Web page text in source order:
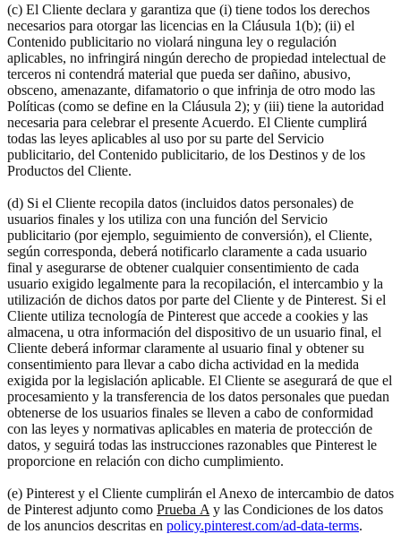
(c) El Cliente declara y garantiza que (i) tiene todos los derechos
necesarios para otorgar las licencias en la Cláusula 1(b); (ii) el
Contenido publicitario no violará ninguna ley o regulación
aplicables, no infringirá ningún derecho de propiedad intelectual de
terceros ni contendrá material que pueda ser dañino, abusivo,
obsceno, amenazante, difamatorio o que infrinja de otro modo las
Políticas (como se define en la Cláusula 2); y (iii) tiene la autoridad
necesaria para celebrar el presente Acuerdo. El Cliente cumplirá
todas las leyes aplicables al uso por su parte del Servicio
publicitario, del Contenido publicitario, de los Destinos y de los
Productos del Cliente.
(d) Si el Cliente recopila datos (incluidos datos personales) de
usuarios finales y los utiliza con una función del Servicio
publicitario (por ejemplo, seguimiento de conversión), el Cliente,
según corresponda, deberá notificarlo claramente a cada usuario
final y asegurarse de obtener cualquier consentimiento de cada
usuario exigido legalmente para la recopilación, el intercambio y la
utilización de dichos datos por parte del Cliente y de Pinterest. Si el
Cliente utiliza tecnología de Pinterest que accede a cookies y las
almacena, u otra información del dispositivo de un usuario final, el
Cliente deberá informar claramente al usuario final y obtener su
consentimiento para llevar a cabo dicha actividad en la medida
exigida por la legislación aplicable. El Cliente se asegurará de que el
procesamiento y la transferencia de los datos personales que puedan
obtenerse de los usuarios finales se lleven a cabo de conformidad
con las leyes y normativas aplicables en materia de protección de
datos, y seguirá todas las instrucciones razonables que Pinterest le
proporcione en relación con dicho cumplimiento.
(e) Pinterest y el Cliente cumplirán el Anexo de intercambio de datos
de Pinterest adjunto como Prueba A y las Condiciones de los datos
de los anuncios descritas en policy.pinterest.com/ad-data-terms.